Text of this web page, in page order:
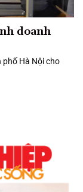
doanh
phố Hà Nội cho